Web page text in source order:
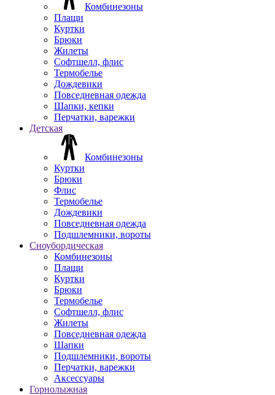
Комбинезоны
Плащи
Куртки
Брюки
Жилеты
Софтшелл, флис
Термобелье
Дождевики
Повседневная одежда
Шапки, кепки
Перчатки, варежки
Детская
Комбинезоны
Куртки
Брюки
Флис
Термобелье
Дождевики
Повседневная одежда
Подшлемники, вороты
Сноубордическая
Комбинезоны
Плащи
Куртки
Брюки
Термобелье
Софтшелл, флис
Жилеты
Повседневная одежда
Шапки
Подшлемники, вороты
Перчатки, варежки
Аксессуары
Горнолыжная